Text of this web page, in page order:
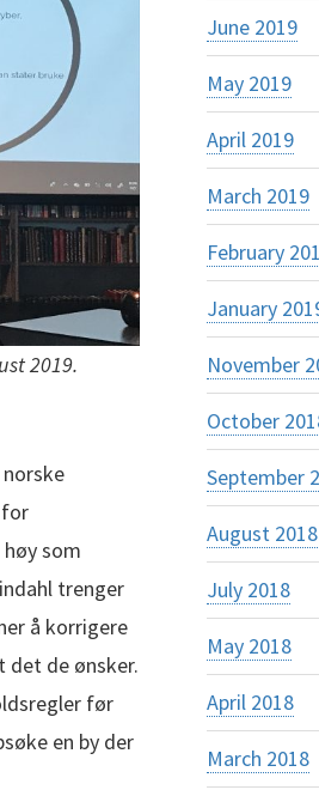
2019.
som
trenger
å korrigere
det de ønsker.
før
en by der
June 2019
May 2019
April 2019
March 2019
February
January
November
October
September
August 2018
July 2018
May 2018
April 2018
March 2018